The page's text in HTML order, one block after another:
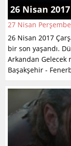
26 Nisan
27 Nisan Perşembe
26 Nisan 2017
bir son yaşandı.
Arkandan Gelecek
Başakşehir -